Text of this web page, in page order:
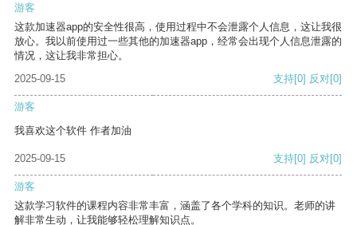
游客
这款加速器app的安全性很高，使用过程中不会泄露个人信息，这让我很
放心。我以前使用过一些其他的加速器app，经常会出现个人信息泄露的
情况，这让我非常担心。
2025-09-15
支持[0] 反对[0]
游客
我喜欢这个软件 作者加油
2025-09-15 支持[0] 反对[0]
游客
这款学习软件的课程内容非常丰富，涵盖了各个学科的知识。老师的讲
解非常生动，让我能够轻松理解知识点。